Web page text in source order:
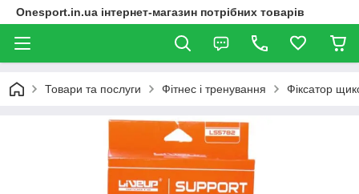
Onesport.in.ua інтернет-магазин потрібних товарів
Товари та послуги Фітнес і тренування Фіксатор